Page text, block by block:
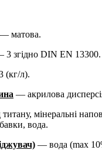
— матова.
3 згідно DIN EN 13300.
(кг/л).
— акрилова
мінеральні
вода.
— вода (max